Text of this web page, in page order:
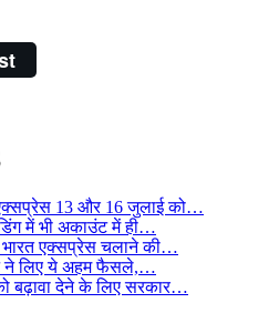
13 और 16 जुलाई को…
में भी अकाउंट में ही…
भारत एक्सप्रेस चलाने की…
ने लिए ये अहम फैसले,…
बढ़ावा देने के लिए सरकार…